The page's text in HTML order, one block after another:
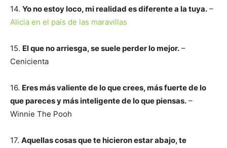
14. Yo no estoy loco, mi realidad es diferente a la tuya. –
Alicia en el país de las maravillas
15. El que no arriesga, se suele perder lo mejor. –
Cenicienta
16. Eres más valiente de lo que crees, más fuerte de lo
que pareces y más inteligente de lo que piensas. –
Winnie The Pooh
17. Aquellas cosas que te hicieron estar abajo, te